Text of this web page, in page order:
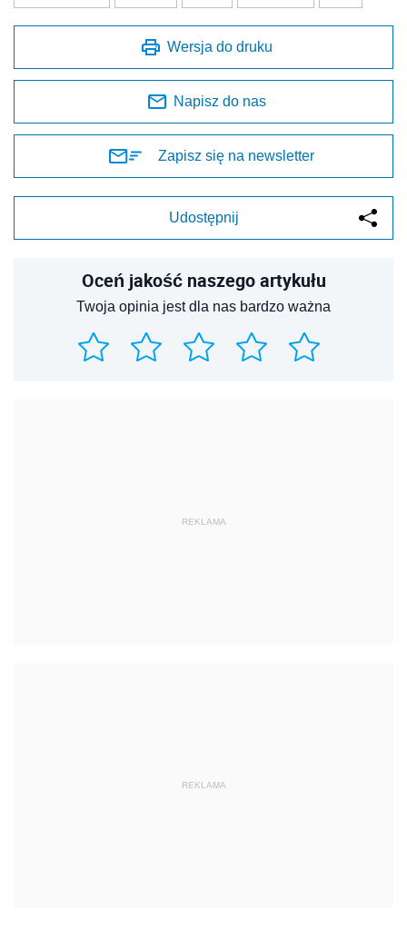
Wersja do druku
Napisz do nas
Zapisz się na newsletter
Udostępnij
Oceń jakość naszego artykułu
Twoja opinia jest dla nas bardzo ważna
REKLAMA
REKLAMA